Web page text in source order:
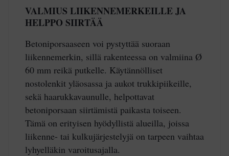
VALMIUS LIIKENNEMERKEILLE JA
HELPPO SIIRTÄÄ
Betoniporsaaseen voi pystyttää suoraan
liikennemerkin, sillä rakenteessa on valmiina Ø
60 mm reikä putkelle. Käytännölliset
nostolenkit yläosassa ja aukot trukkipiikeille,
sekä haarukkavaunulle, helpottavat
betoniporsaan siirtämistä paikasta toiseen.
Tämä on erityisen hyödyllistä alueilla, joissa
liikenne- tai kulkujärjestelyjä on tarpeen vaihtaa
lyhyelläkin varoitusajalla.